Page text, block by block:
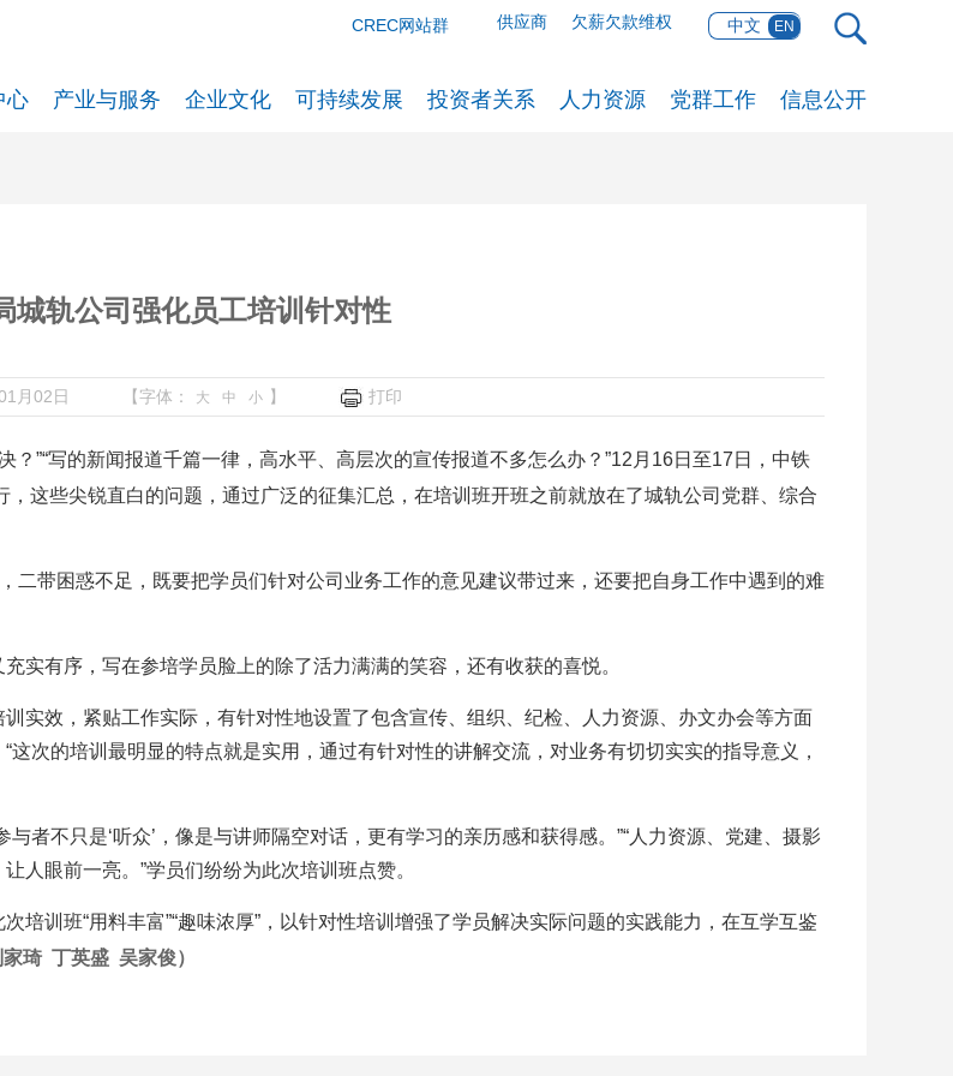
中文 EN
欠薪欠款维权
供应商
CREC网站群
心 产业与服务 企业文化 可持续发展 投资者关系 人力资源 党群工作 信息公开
城轨公司强化员工培训针对性
月02日 【字体： 大 中 小 】 打印
？”“写的新闻报道千篇一律，高水平、高层次的宣传报道不多怎么办？”12月16日至17日，中铁
这些尖锐直白的问题，通过广泛的征集汇总，在培训班开班之前就放在了城轨公司党群、综合
带困惑不足，既要把学员们针对公司业务工作的意见建议带过来，还要把自身工作中遇到的难
序，写在参培学员脸上的除了活力满满的笑容，还有收获的喜悦。
效，紧贴工作实际，有针对性地设置了包含宣传、组织、纪检、人力资源、办文办会等方面
次的培训最明显的特点就是实用，通过有针对性的讲解交流，对业务有切切实实的指导意义，
不只是‘听众’，像是与讲师隔空对话，更有学习的亲历感和获得感。”“人力资源、党建、摄影
人眼前一亮。”学员们纷纷为此次培训班点赞。
训班“用料丰富”“趣味浓厚”，以针对性培训增强了学员解决实际问题的实践能力，在互学互鉴
家琦 丁英盛 吴家俊）